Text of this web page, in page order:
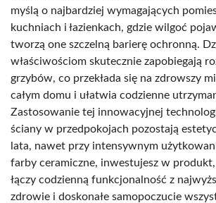
myślą o najbardziej wymagających
kuchniach i łazienkach, gdzie wilgoć
tworzą one szczelną barierę ochronną.
właściwościom skutecznie zapobiegają
grzybów, co przekłada się na zdrowszy
całym domu i ułatwia codzienne
Zastosowanie tej innowacyjnej
ściany w przedpokojach pozostają
lata, nawet przy intensywnym
farby ceramiczne, inwestujesz w
łączy codzienną funkcjonalność z
zdrowie i doskonałe samopoczucie